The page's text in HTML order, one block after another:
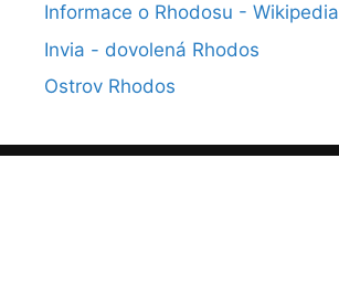
Informace o Rhodosu - Wikipedia
Invia - dovolená Rhodos
Ostrov Rhodos